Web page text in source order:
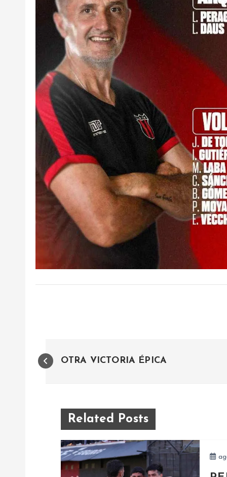
N
OTRA VICTORIA ÉPICA
Related Posts